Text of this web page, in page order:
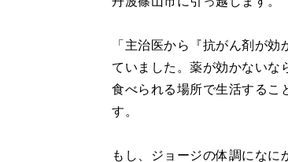
「主治医から『抗がん剤が
ていました。薬が効かないな
食べられる場所で生活するこ
す。
もし、ジョージの体調にな